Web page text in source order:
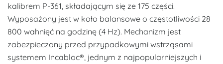
kalibrem P-361, składającym się ze 175 części.
Wyposażony jest w koło balansowe o częstotliwości 28
800 wahnięć na godzinę (4 Hz). Mechanizm jest
zabezpieczony przed przypadkowymi wstrząsami
systemem Incabloc®, jednym z najpopularniejszych i